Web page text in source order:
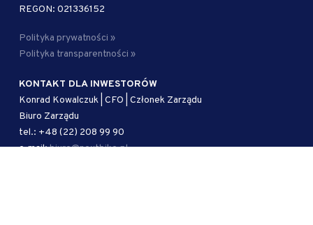
REGON: 021336152
Polityka prywatności »
Polityka transparentności »
KONTAKT DLA INWESTORÓW
Konrad Kowalczuk | CFO | Członek Zarządu
Biuro Zarządu
tel.: +48 (22) 208 99 90
e-mail:biuro@nextbike.pl